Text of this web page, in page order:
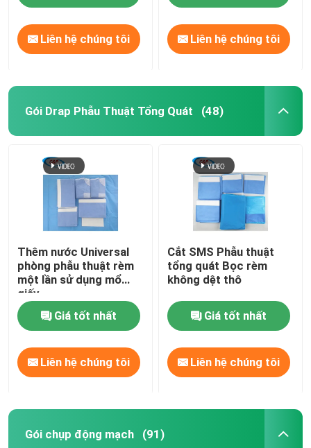
Liên hệ chúng tôi Liên hệ chúng tôi
Gói Drap Phẫu Thuật Tổng Quát (48)
Thêm nước Universal
phòng phẫu thuật rèm
một lần sử dụng mổ
giấy
Giá tốt nhất
Liên hệ chúng tôi
Cắt SMS Phẫu thuật
tổng quát Bọc rèm
không dệt thô
Giá tốt nhất
Liên hệ chúng tôi
Gói chụp động mạch (91)